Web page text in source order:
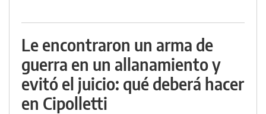
Le encontraron un arma de
guerra en un allanamiento y
evitó el juicio: qué deberá hacer
en Cipolletti